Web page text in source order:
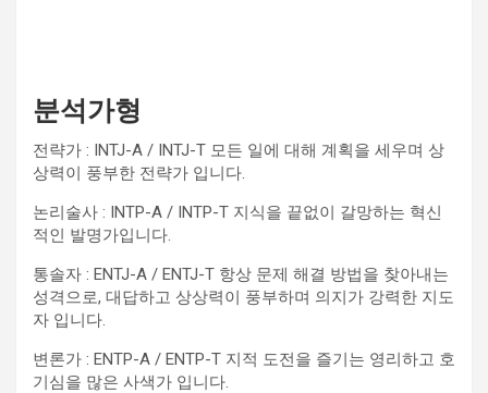
분석가형
전략가 : INTJ-A / INTJ-T 모든 일에 대해 계획을 세우며 상
상력이 풍부한 전략가 입니다.
논리술사 : INTP-A / INTP-T 지식을 끝없이 갈망하는 혁신
적인 발명가입니다.
통솔자 : ENTJ-A / ENTJ-T 항상 문제 해결 방법을 찾아내는
성격으로, 대답하고 상상력이 풍부하며 의지가 강력한 지도
자 입니다.
변론가 : ENTP-A / ENTP-T 지적 도전을 즐기는 영리하고 호
기심을 많은 사색가 입니다.